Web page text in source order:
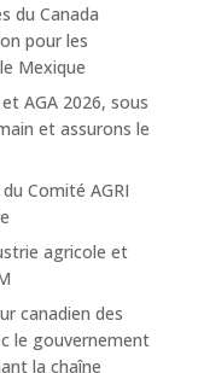
du Canada
pour les
Mexique
AGA 2026, sous
et assurons le
Comité AGRI
agricole et
canadien des
le gouvernement
la chaîne